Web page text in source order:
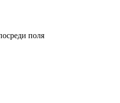
поля